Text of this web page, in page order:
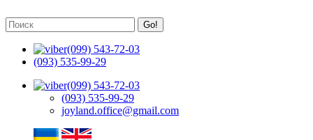
Go!
(099) 543-72-03
(093) 535-99-29
(099) 543-72-03
(093) 535-99-29
joyland.office@gmail.com